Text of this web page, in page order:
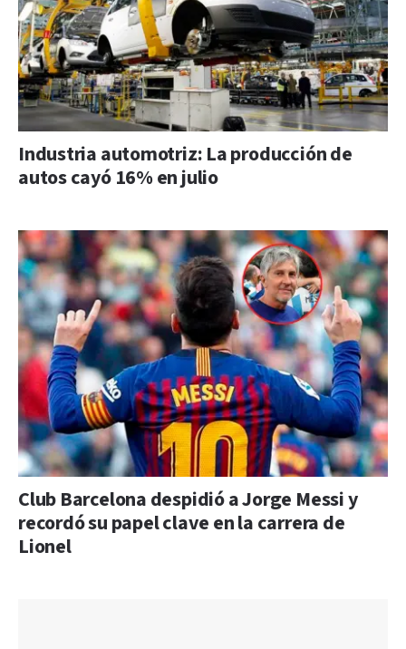
Industria automotriz: La producción de
autos cayó 16% en julio
Club Barcelona despidió a Jorge Messi y
recordó su papel clave en la carrera de
Lionel